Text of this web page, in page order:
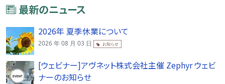
最新のニュース
2026年 夏季休業について
2026 年 08 月 03 日 お知らせ
[ウェビナー]アヴネット株式会社主催 Zephyr ウェビ
ナーのお知らせ